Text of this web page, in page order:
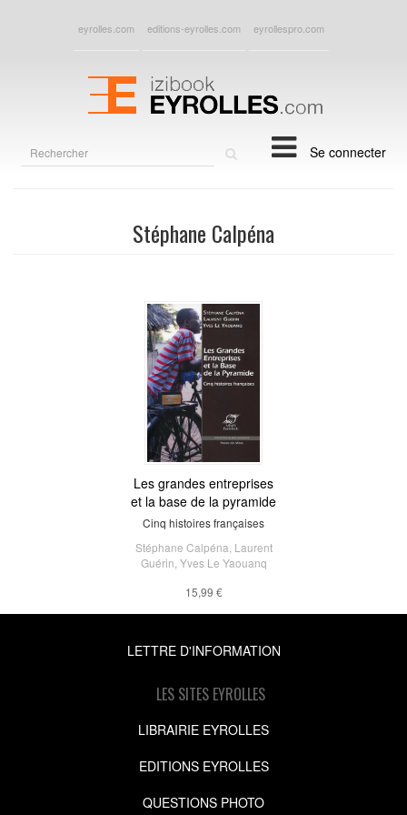
eyrolles.com editions-eyrolles.com eyrollespro.com
Se connecter
Stéphane Calpéna
Les grandes entreprises
et la base de la pyramide
Cinq histoires françaises
Stéphane Calpéna Laurent
Guérin Yves Le Yaouanq
15,99 €
LETTRE D'INFORMATION
LES SITES EYROLLES
LIBRAIRIE EYROLLES
EDITIONS EYROLLES
QUESTIONS PHOTO